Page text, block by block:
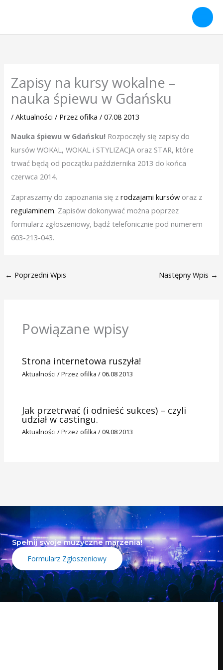
treści
Zapisy na kursy wokalne –
nauka śpiewu w Gdańsku
/Aktualności / Przezofilka/07.08 2013
Nauka śpiewu w Gdańsku! Rozpoczęły się zapisy do
kursów WOKAL, WOKAL i STYLIZACJA oraz STAR, które
trwać będą od początku października 2013 do końca
czerwca 2014.
Zapraszamy do zapoznania się zrodzajami kursów oraz z
regulaminem. Zapisów dokonywać można poprzez
formularz zgłoszeniowy, bądź telefonicznie pod numerem
603-213-043.
← Poprzedni Wpis Następny Wpis →
Powiązane wpisy
Strona internetowa ruszyła!
Aktualności / Przez ofilka/06.08 2013
Jak przetrwać (i odnieść sukces) – czyli
udział w castingu.
Aktualności / Przez ofilka/09.08 2013
Spełnij swoje muzyczne marzenia!
Formularz Zgłoszeniowy